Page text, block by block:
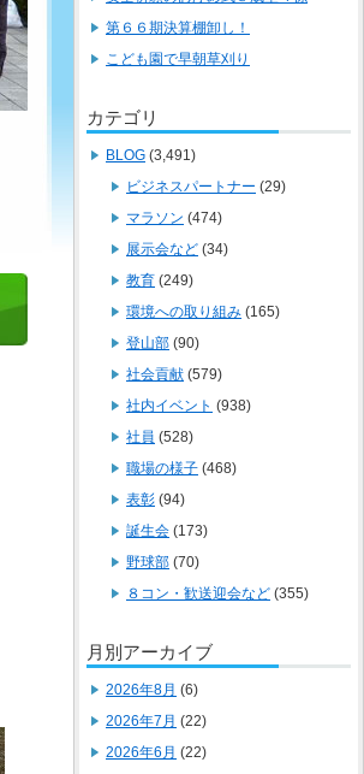
第６６期決算棚卸し！
こども園で早朝草刈り
カテゴリ
BLOG (3,491)
ビジネスパートナー (29)
マラソン (474)
展示会など (34)
教育 (249)
環境への取り組み (165)
登山部 (90)
社会貢献 (579)
社内イベント (938)
社員 (528)
職場の様子 (468)
表彰 (94)
誕生会 (173)
野球部 (70)
８コン・歓送迎会など (355)
月別アーカイブ
2026年8月 (6)
2026年7月 (22)
2026年6月 (22)